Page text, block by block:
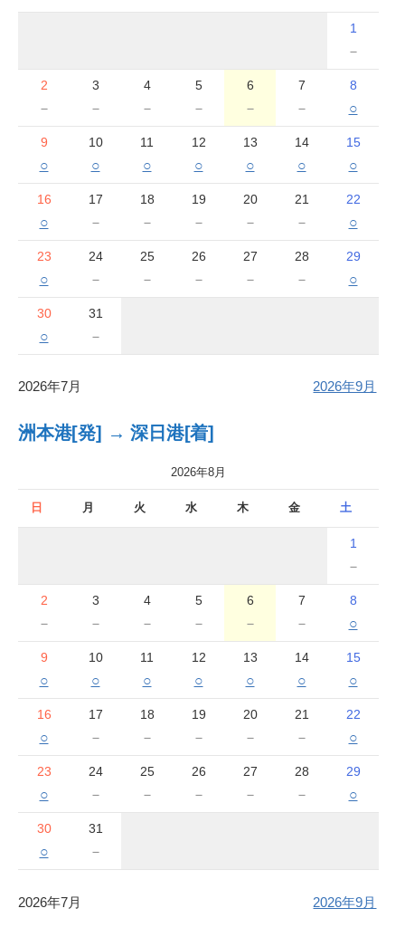
1
－
2
－
3
－
4
－
5
－
6
－
7
－
8
○
9
○
10
○
11
○
12
○
13
○
14
○
15
○
16
○
17
－
18
－
19
－
20
－
21
－
22
○
23
○
24
－
25
－
26
－
27
－
28
－
29
○
30
○
31
－
2026年7月 2026年9月
洲本港[発] → 深日港[着]
2026年8月
日 月 火 水 木 金 土
1
－
2
－
3
－
4
－
5
－
6
－
7
－
8
○
9
○
10
○
11
○
12
○
13
○
14
○
15
○
16
○
17
－
18
－
19
－
20
－
21
－
22
○
23
○
24
－
25
－
26
－
27
－
28
－
29
○
30
○
31
－
2026年7月 2026年9月